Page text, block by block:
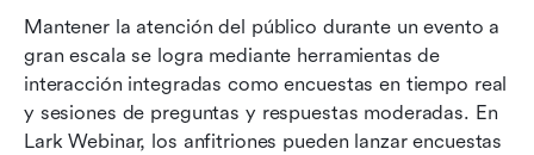
Mantener la atención del público durante un evento a
gran escala se logra mediante herramientas de
interacción integradas como encuestas en tiempo real
y sesiones de preguntas y respuestas moderadas. En
Lark Webinar, los anfitriones pueden lanzar encuestas